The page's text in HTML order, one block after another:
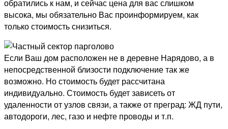
обратились к нам, и сейчас цена для вас слишком
высока, мы обязательно Вас проинформируем, как
только стоимость снизиться.
Если Ваш дом расположен не в деревне Нарядово, а в
непосредственной близости подключение так же
возможно. Но стоимость будет рассчитана
индивидуально. Стоимость будет зависеть от
удаленности от узлов связи, а также от преград: ЖД пути,
автодороги, лес, газо и нефте проводы и т.п.